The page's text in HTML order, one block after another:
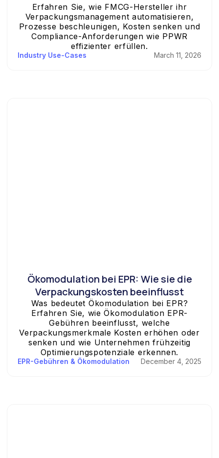
Erfahren Sie, wie FMCG-Hersteller ihr
Verpackungsmanagement automatisieren,
Prozesse beschleunigen, Kosten senken und
Compliance-Anforderungen wie PPWR
effizienter erfüllen.
Industry Use-Cases March 11, 2026
Ökomodulation bei EPR: Wie sie die
Verpackungskosten beeinflusst
Was bedeutet Ökomodulation bei EPR?
Erfahren Sie, wie Ökomodulation EPR-
Gebühren beeinflusst, welche
Verpackungsmerkmale Kosten erhöhen oder
senken und wie Unternehmen frühzeitig
Optimierungspotenziale erkennen.
EPR-Gebühren & Ökomodulation December 4, 2025